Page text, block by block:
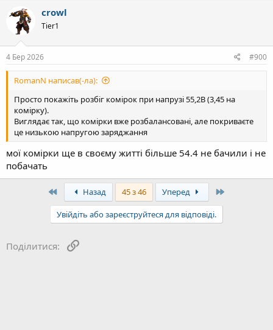
crowl
Tier1
4 Бер 2026 #900
RomanN написав(-ла):
Просто покажіть розбіг комірок при напрузі 55,2В (3,45 на
комірку).
Виглядає так, що комірки вже розбалансовані, але покриваєте
це низькою напругою заряджання
мої комірки ще в своєму житті більше 54.4 не бачили і не
побачать
Назад 45 з 46 Уперед
Увійдіть або зареєструйтеся для відповіді.
Поділитися: